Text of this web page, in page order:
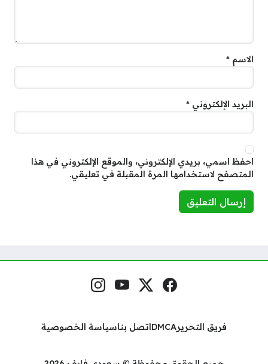
الاسم *
البريد الإلكتروني *
احفظ اسمي، بريدي الإلكتروني، والموقع الإلكتروني في هذا
المتصفح لاستخدامها المرة المقبلة في تعليقي.
مواقع التواصل فيسبوكمنصة إكس
يوتيوبإنستغرام
فريق التحريرDMCA اتصل بناسياسة الخصوصية